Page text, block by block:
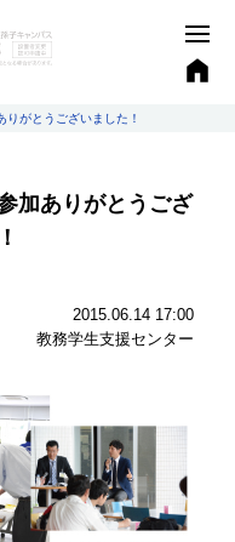
りがとうございました！
加ありがとうござ
2015.06.14 17:00
教務学生支援センター